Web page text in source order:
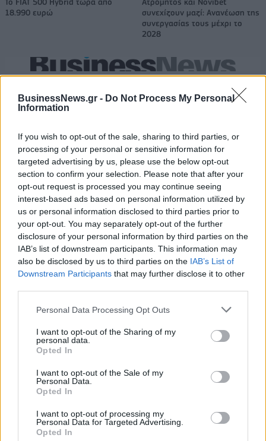
BusinessNews.gr - Do Not Process My Personal
Information
If you wish to opt-out of the sale, sharing to third parties, or
processing of your personal or sensitive information for
targeted advertising by us, please use the below opt-out
section to confirm your selection. Please note that after your
opt-out request is processed you may continue seeing
interest-based ads based on personal information utilized by
us or personal information disclosed to third parties prior to
your opt-out. You may separately opt-out of the further
disclosure of your personal information by third parties on the
IAB’s list of downstream participants. This information may
also be disclosed by us to third parties on the IAB’s List of
Downstream Participants that may further disclose it to other
Personal Data Processing Opt Outs
I want to opt-out of the Sharing of my
personal data.
Opted In
I want to opt-out of the Sale of my
Personal Data.
Opted In
I want to opt-out of processing my
Personal Data for Targeted Advertising.
Opted In
Το FIAT 500 Hybrid τώρα από
18.990 ευρώ
Ατρόμητος και Novibet
συνεχίζουν μαζί: Ανανέωση της
συνεργασίας τους μέχρι το
2028
18η συνεχόμενη χρονιά για τον ΟΤΕ στη διεθνή σειρά δεικτών
Alpha Bank: Για πρώτη φορά το Αρχαίο Θέατρο Επιδαύρου άνοιξε τις
πύλες του σε όλους
ΠΕΡΙΣΣΌΤΕΡΑ ΣΕ ΑΥΤΉ ΤΗΝ ΚΑΤΗΓΟΡΊΑ
Έκτακτα μέτρα από αύριο
στο δήμο Αθηναίων λόγω
24/06/2024 - 17:48
Πέθανε ο σπουδαίος
αρχιτέκτονας Αλέξανδρος
βιοκλιματική αρχιτεκτονική.